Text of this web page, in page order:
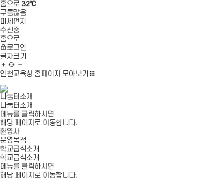
홈으로 32℃
구름많음
미세먼지
수신중
홈으로
로그인
글자크기
글
자
대
새
로 자
인천교육청 홈페이지 모아보기
나눔터소개
나눔터소개
메뉴를 클릭하시면
해당 페이지로 이동합니다.
환영사
운영목적
학교급식소개
학교급식소개
메뉴를 클릭하시면
해당 페이지로 이동합니다.